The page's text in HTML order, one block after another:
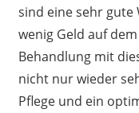
sind eine sehr gute
wenig Geld auf
Behandlung mit
nicht nur wieder
Pflege und ein